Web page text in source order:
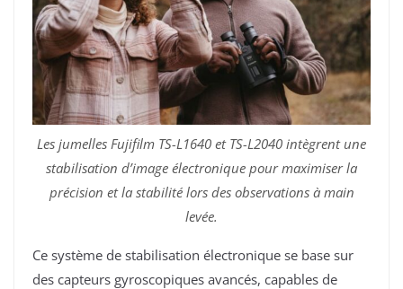
Les jumelles Fujifilm TS-L1640 et TS-L2040 intègrent une
stabilisation d’image électronique pour maximiser la
précision et la stabilité lors des observations à main
levée.
Ce système de stabilisation électronique se base sur
des capteurs gyroscopiques avancés, capables de